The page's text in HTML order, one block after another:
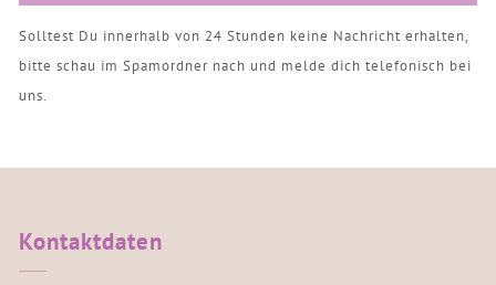
Solltest Du innerhalb von 24 Stunden keine Nachricht erhalten,
bitte schau im Spamordner nach und melde dich telefonisch bei
uns.
Kontaktdaten